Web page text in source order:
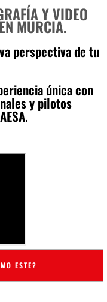
Y VIDEO
MURCIA.
perspectiva de tu
única con
y pilotos
ESTE?